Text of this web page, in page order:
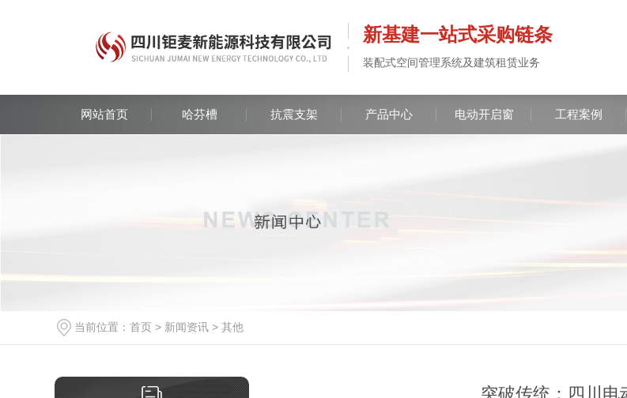
新基建一站式采购链条
装配式空间管理系统及建筑租赁业务
网站首页 哈芬槽 抗震支架 产品中心 电动开启窗 工程案例
当前位置： 首页 > 新闻资讯 > 其他
突破传统：四川电